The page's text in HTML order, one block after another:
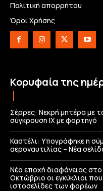
Πολιτική απορρήτου
Όροι Χρήσης
Κορυφαία της
Σέρρες: Νεκρή μητέρα με
σύγκρουση ΙΧ με φορτηγό
Καστέλι: Υπογράφηκε η
αεροναυτιλίας – Νέα
Νέα εποχή διαφάνειας
Οκτώβριο οι εγκύκλιοι
ιστοσελίδες των φορέων